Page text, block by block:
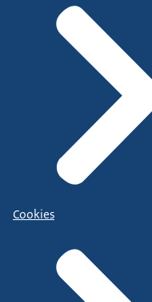
Cookies